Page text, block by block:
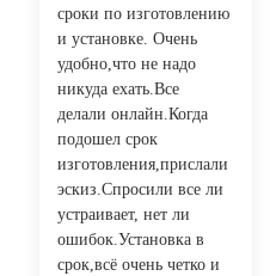
сроки по изготовлению
и установке. Очень
удобно,что не надо
никуда ехать.Все
делали онлайн.Когда
подошел срок
изготовления,прислали
эскиз.Спросили все ли
устраивает, нет ли
ошибок.Установка в
срок,всё очень четко и